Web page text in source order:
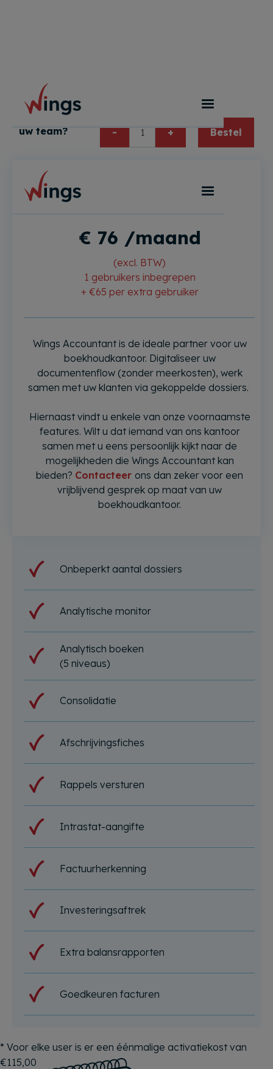
Prijzen Accountant
Hoe groot is
uw team?
Bestel
€ 76 /maand
(excl. BTW)
1 gebruikers inbegrepen
+ €65 per extra gebruiker
Wings Accountant is de ideale partner voor uw
boekhoudkantoor. Digitaliseer uw
documentenflow (zonder meerkosten), werk
samen met uw klanten via gekoppelde dossiers.
Hiernaast vindt u enkele van onze voornaamste
features. Wilt u dat iemand van ons kantoor
samen met u eens persoonlijk kijkt naar de
mogelijkheden die Wings Accountant kan
bieden? Contacteer ons dan zeker voor een
vrijblijvend gesprek op maat van uw
boekhoudkantoor.
Onbeperkt aantal dossiers
Analytische monitor
Analytisch boeken
(5 niveaus)
Consolidatie
Afschrijvingsfiches
Rappels versturen
Intrastat-aangifte
Factuurherkenning
Investeringsaftrek
Extra balansrapporten
Goedkeuren facturen
* Voor elke user is er een éénmalige activatiekost van
€115,00